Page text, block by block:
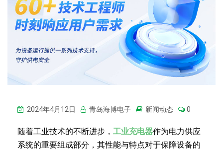
2024年4月12日 青岛海博电子 新闻动态 0
随着工业技术的不断进步， 工业充电器作为电力供应
系统的重要组成部分，其性能与特点对于保障设备的